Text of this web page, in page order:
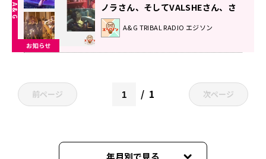
お知らせ
ノラさん、そしてVALSHEさん、さ
らに「Paradox Live」より梶原岳人
さんが登場！エジソン4月8日
A&G TRIBAL RADIO エジソン
前ページ 1 次ページ
年月別で見る